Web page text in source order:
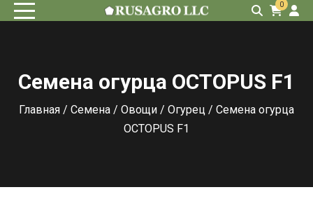
0
Семена огурца OCTOPUS F1
Главная / Семена / Овощи / Огурец / Семена огурца
OCTOPUS F1